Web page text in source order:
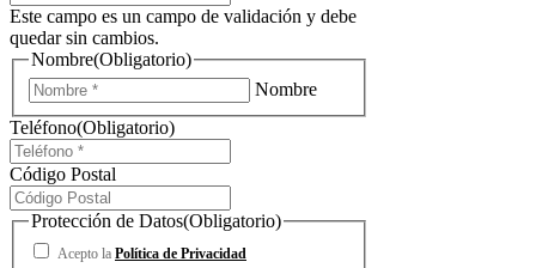
Este campo es un campo de validación y debe
quedar sin cambios.
Nombre(Obligatorio)
Nombre
Teléfono(Obligatorio)
Código Postal
Protección de Datos(Obligatorio)
Acepto la Política de Privacidad